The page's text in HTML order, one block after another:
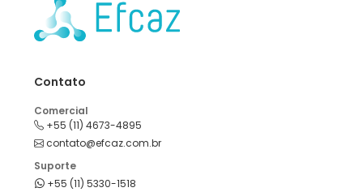
Contato
Comercial
+55 (11) 4673-4895
contato@efcaz.com.br
Suporte
+55 (11) 5330-1518